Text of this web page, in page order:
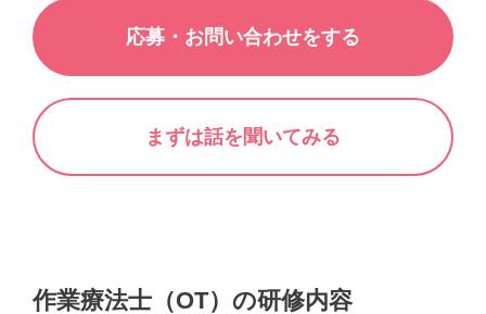
応募・お問い合わせをする
まずは話を聞いてみる
作業療法士（OT）の研修内容